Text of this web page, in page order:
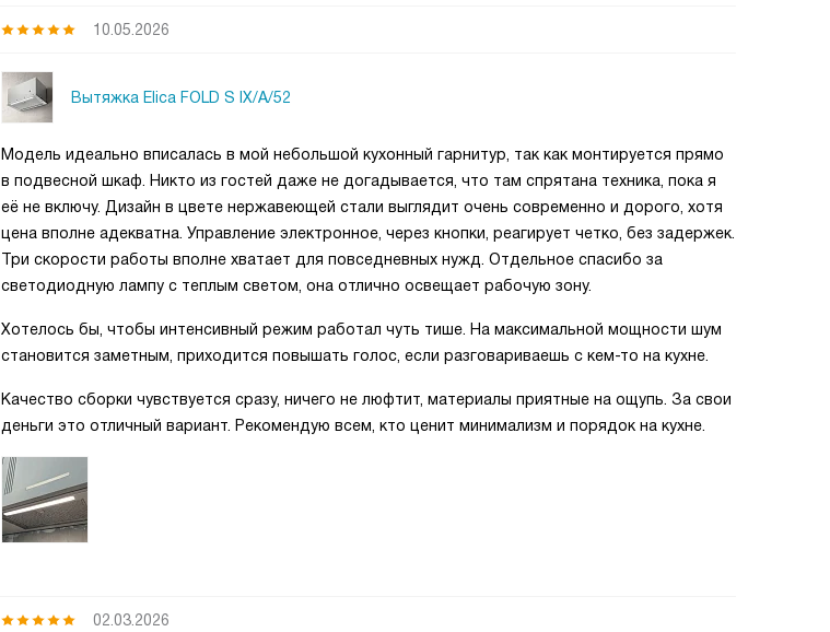
10.05.2026
Вытяжка Elica FOLD S IX/A/52
Модель идеально вписалась в мой небольшой кухонный гарнитур, так как монтируется прямо
в подвесной шкаф. Никто из гостей даже не догадывается, что там спрятана техника, пока я
её не включу. Дизайн в цвете нержавеющей стали выглядит очень современно и дорого, хотя
цена вполне адекватна. Управление электронное, через кнопки, реагирует четко, без задержек.
Три скорости работы вполне хватает для повседневных нужд. Отдельное спасибо за
светодиодную лампу с теплым светом, она отлично освещает рабочую зону.
Хотелось бы, чтобы интенсивный режим работал чуть тише. На максимальной мощности шум
становится заметным, приходится повышать голос, если разговариваешь с кем-то на кухне.
Качество сборки чувствуется сразу, ничего не люфтит, материалы приятные на ощупь. За свои
деньги это отличный вариант. Рекомендую всем, кто ценит минимализм и порядок на кухне.
02.03.2026